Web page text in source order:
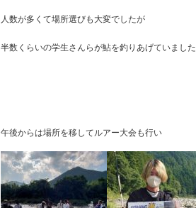
人数が多くて場所選びも大変でしたが
半数くらいの学生さんらが鮎を釣りあげていました
午後からは場所を移してルアー大会も行い